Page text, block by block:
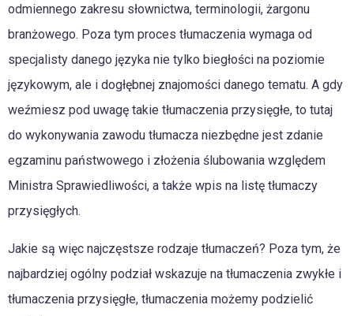
odmiennego zakresu słownictwa, terminologii, żargonu
branżowego. Poza tym proces tłumaczenia wymaga od
specjalisty danego języka nie tylko biegłości na poziomie
językowym, ale i dogłębnej znajomości danego tematu. A gdy
weźmiesz pod uwagę takie tłumaczenia przysięgłe, to tutaj
do wykonywania zawodu tłumacza niezbędne jest zdanie
egzaminu państwowego i złożenia ślubowania względem
Ministra Sprawiedliwości, a także wpis na listę tłumaczy
przysięgłych.
Jakie są więc najczęstsze rodzaje tłumaczeń? Poza tym, że
najbardziej ogólny podział wskazuje na tłumaczenia zwykłe i
tłumaczenia przysięgłe, tłumaczenia możemy podzielić